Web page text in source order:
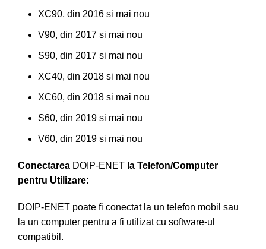
XC90, din 2016 si mai nou
V90, din 2017 si mai nou
S90, din 2017 si mai nou
XC40, din 2018 si mai nou
XC60, din 2018 si mai nou
S60, din 2019 si mai nou
V60, din 2019 si mai nou
Conectarea DOIP-ENET la Telefon/Computer
pentru Utilizare:
DOIP-ENET poate fi conectat la un telefon mobil sau
la un computer pentru a fi utilizat cu software-ul
compatibil.